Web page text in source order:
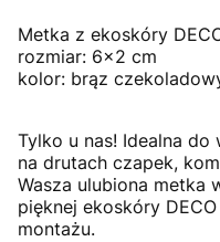
Metka z ekoskóry
rozmiar: 6x2 cm
kolor: brąz
Tylko u nas! Idealna
na drutach czapek,
Wasza ulubiona metka
pięknej ekoskóry
montażu.